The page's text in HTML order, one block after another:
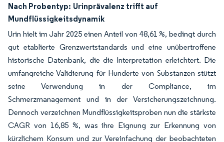
Nach Probentyp: Urinprävalenz trifft auf
Mundflüssigkeitsdynamik
Urin hielt im Jahr 2025 einen Anteil von 48,61 %, bedingt durch
gut etablierte Grenzwertstandards und eine unübertroffene
historische Datenbank, die die Interpretation erleichtert. Die
umfangreiche Validierung für Hunderte von Substanzen stützt
seine Verwendung in der Compliance, im
Schmerzmanagement und in der Versicherungszeichnung.
Dennoch verzeichnen Mundflüssigkeitsproben nun die stärkste
CAGR von 16,85 %, was ihre Eignung zur Erkennung von
kürzlichem Konsum und zur Vereinfachung der beobachteten